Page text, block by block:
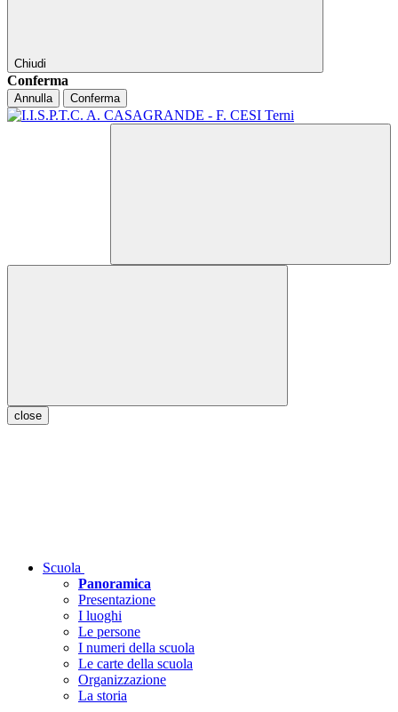
Chiudi
Conferma
Annulla Conferma
close
Scuola
Panoramica
Presentazione
I luoghi
Le persone
I numeri della scuola
Le carte della scuola
Organizzazione
La storia